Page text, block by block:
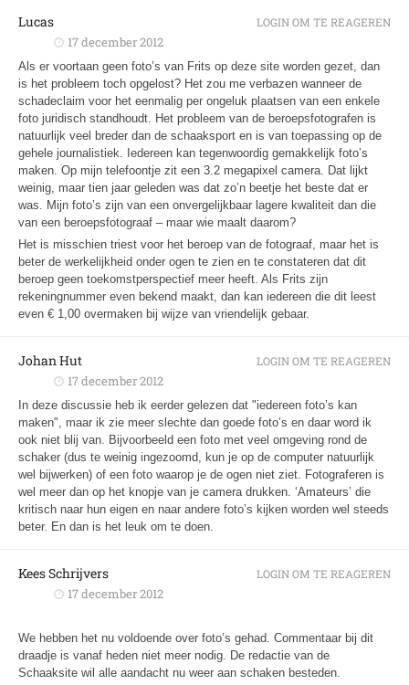
Lucas
17 december 2012
Als er voortaan geen foto’s van Frits op deze site worden gezet, dan
is het probleem toch opgelost? Het zou me verbazen wanneer de
schadeclaim voor het eenmalig per ongeluk plaatsen van een enkele
foto juridisch standhoudt. Het probleem van de beroepsfotografen is
natuurlijk veel breder dan de schaaksport en is van toepassing op de
gehele journalistiek. Iedereen kan tegenwoordig gemakkelijk foto’s
maken. Op mijn telefoontje zit een 3.2 megapixel camera. Dat lijkt
weinig, maar tien jaar geleden was dat zo’n beetje het beste dat er
was. Mijn foto’s zijn van een onvergelijkbaar lagere kwaliteit dan die
van een beroepsfotograaf – maar wie maalt daarom?
Het is misschien triest voor het beroep van de fotograaf, maar het is
beter de werkelijkheid onder ogen te zien en te constateren dat dit
beroep geen toekomstperspectief meer heeft. Als Frits zijn
rekeningnummer even bekend maakt, dan kan iedereen die dit leest
even € 1,00 overmaken bij wijze van vriendelijk gebaar.
LOGIN OM TE REAGEREN
Johan Hut
17 december 2012
In deze discussie heb ik eerder gelezen dat "iedereen foto’s kan
maken", maar ik zie meer slechte dan goede foto’s en daar word ik
ook niet blij van. Bijvoorbeeld een foto met veel omgeving rond de
schaker (dus te weinig ingezoomd, kun je op de computer natuurlijk
wel bijwerken) of een foto waarop je de ogen niet ziet. Fotograferen is
wel meer dan op het knopje van je camera drukken. ‘Amateurs’ die
kritisch naar hun eigen en naar andere foto’s kijken worden wel steeds
beter. En dan is het leuk om te doen.
LOGIN OM TE REAGEREN
Kees Schrijvers
17 december 2012
We hebben het nu voldoende over foto’s gehad. Commentaar bij dit
draadje is vanaf heden niet meer nodig. De redactie van de
Schaaksite wil alle aandacht nu weer aan schaken besteden.
LOGIN OM TE REAGEREN